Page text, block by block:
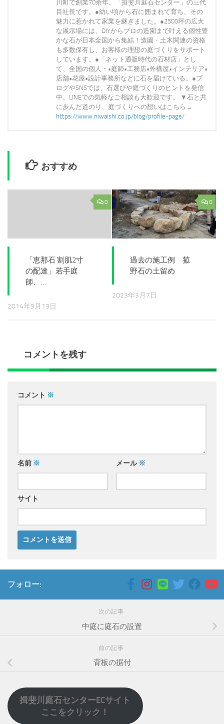
川町で創業70余年、「揖斐川庭石センター」の三代
目社長です。●幼い頃から石に囲まれて育ち、その
魅力に惹かれて家業を継ぎました。●2500坪の広大
な展示場には、DIYからプロの造園まで叶える個性豊
かな石が日本全国から集結！造園・土木関連の資格
も多数保有し、お客様の理想の庭づくりをサポート
しています。●「ネット通販時代の石材店」とし
て、全国の個人・•庭師•工務店•外構屋•インテリア•
店舗•花屋•設計事務所などに石を届けている。●ブ
ログやSNSでは、石選びや庭づくりのヒントを発信
中。LINEでの気軽なご相談も大歓迎です。 ▼石と共
に歩んだ道のり、庭づくりへの想いはこちら→
https://www.niwaishi.co.jp/blog/profile-page/
おすすめ
0
「恵那石 割肌2寸
の配達」若手庭
師、…
2014年9月13日
0
過去の施工例 菰
野石の土留め
2023年3月7日
コメントを残す
コメント ※
名前 ※ メール ※
サイト
フォロー:
次の記事
中庭に庭石の設置
前の記事
背板の据付
揖斐川庭石センターECサイト
ここをクリック！